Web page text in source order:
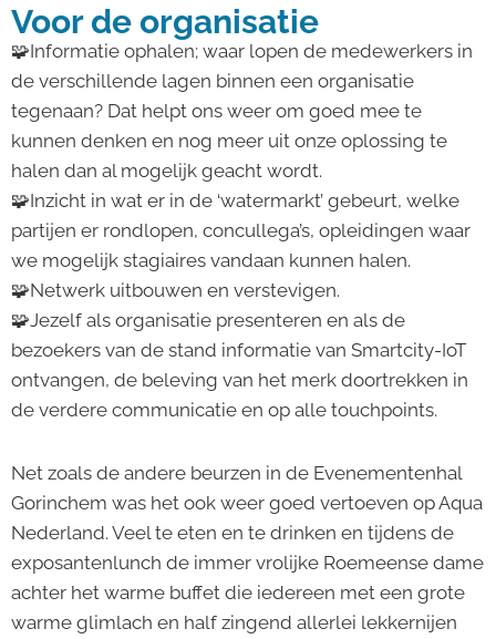
Voor de organisatie
🧩Informatie ophalen; waar lopen de medewerkers in
de verschillende lagen binnen een organisatie
tegenaan? Dat helpt ons weer om goed mee te
kunnen denken en nog meer uit onze oplossing te
halen dan al mogelijk geacht wordt.
🧩Inzicht in wat er in de ‘watermarkt’ gebeurt, welke
partijen er rondlopen, concullega’s, opleidingen waar
we mogelijk stagiaires vandaan kunnen halen.
🧩Netwerk uitbouwen en verstevigen.
🧩Jezelf als organisatie presenteren en als de
bezoekers van de stand informatie van Smartcity-IoT
ontvangen, de beleving van het merk doortrekken in
de verdere communicatie en op alle touchpoints.
Net zoals de andere beurzen in de Evenementenhal
Gorinchem was het ook weer goed vertoeven op Aqua
Nederland. Veel te eten en te drinken en tijdens de
exposantenlunch de immer vrolijke Roemeense dame
achter het warme buffet die iedereen met een grote
warme glimlach en half zingend allerlei lekkernijen